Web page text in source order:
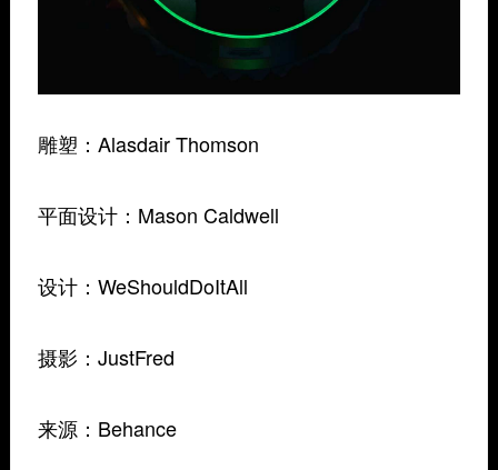
雕塑：Alasdair Thomson
平面设计：Mason Caldwell
设计：WeShouldDoItAll
摄影：JustFred
来源：Behance